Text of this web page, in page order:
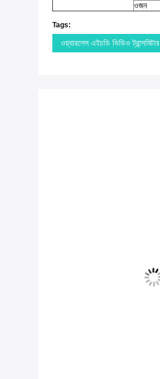
ওজন
Tags:
ওয়্যারলেস এইচডি ভিডিও ট্রান্সমিটার